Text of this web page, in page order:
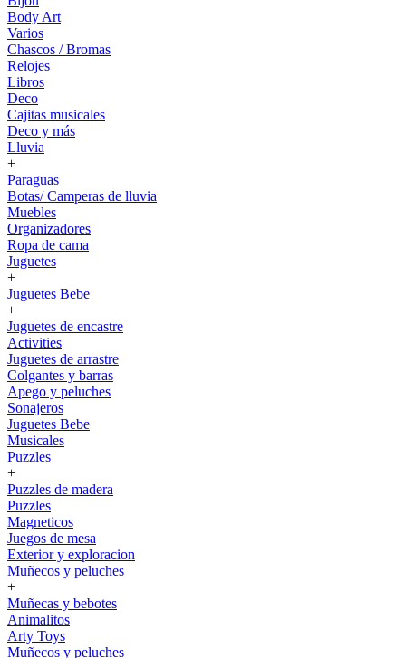
Body Art
Varios
Chascos / Bromas
Relojes
Libros
Deco
Cajitas musicales
Deco y más
Lluvia
+
Paraguas
Botas/ Camperas de lluvia
Muebles
Organizadores
Ropa de cama
Juguetes
+
Juguetes Bebe
+
Juguetes de encastre
Activities
Juguetes de arrastre
Colgantes y barras
Apego y peluches
Sonajeros
Juguetes Bebe
Musicales
Puzzles
+
Puzzles de madera
Puzzles
Magneticos
Juegos de mesa
Exterior y exploracion
Muñecos y peluches
+
Muñecas y bebotes
Animalitos
Arty Toys
Muñecos y peluches